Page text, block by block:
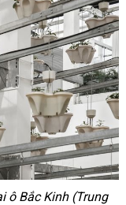
ô Bắc Kinh (Trung